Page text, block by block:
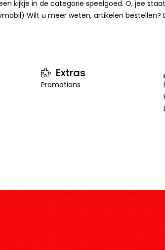
kijkje in de categorie speelgoed. O, jee
Wilt u meer weten, artikelen
Extras
Promotions